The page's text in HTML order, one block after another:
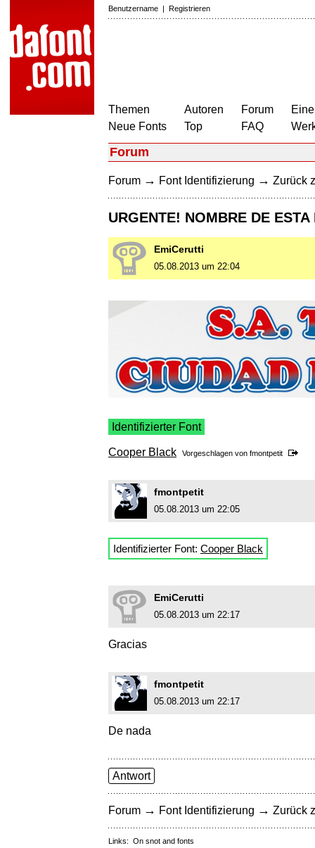
Benutzername | Registrieren
Themen
Neue Fonts
Autoren
Top
Forum
FAQ
Forum
Forum → Font Identifizierung → Zurück
URGENTE! NOMBRE DE ESTA
EmiCerutti
05.08.2013 um 22:04
Identifizierter Font
Cooper Black Vorgeschlagen von fmontpetit
fmontpetit
05.08.2013 um 22:05
Identifizierter Font: Cooper Black
EmiCerutti
05.08.2013 um 22:17
Gracias
fmontpetit
05.08.2013 um 22:17
De nada
Antwort
Forum → Font Identifizierung → Zurück
Links: On snot and fonts